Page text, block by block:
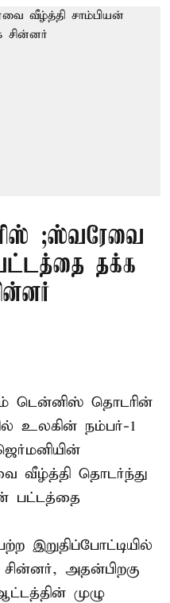
;ஸ்வரேவை
தக்க
டென்னிஸ் தொடரின்
உலகின் நம்பர்-1
வீழ்த்தி தொடர்ந்து
பட்டத்தை
இறுதிப்போட்டியில்
அதன்பிறகு
முழு